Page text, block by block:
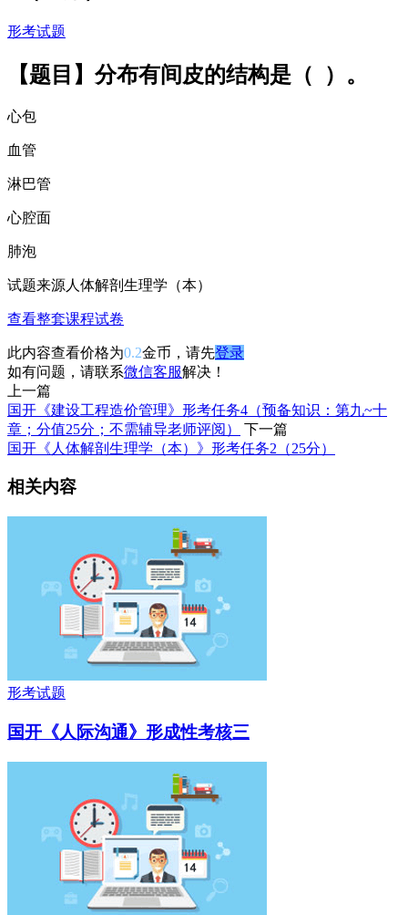
形考试题
【题目】分布有间皮的结构是（ ）。
心包
血管
淋巴管
心腔面
肺泡
试题来源人体解剖生理学（本）
查看整套课程试卷
此内容查看价格为0.2金币，请先登录
如有问题，请联系微信客服解决！
上一篇
国开《建设工程造价管理》形考任务4（预备知识：第九~十
章；分值25分；不需辅导老师评阅）
下一篇
国开《人体解剖生理学（本）》形考任务2（25分）
相关内容
形考试题
国开《人际沟通》形成性考核三